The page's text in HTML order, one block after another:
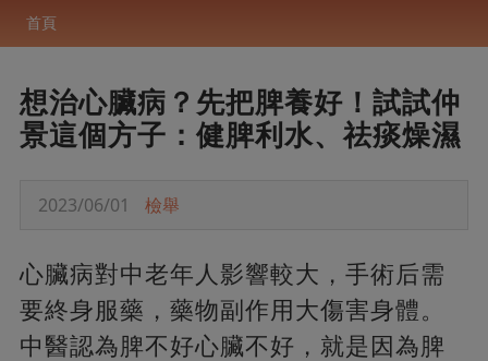
首頁
想治心臟病？先把脾養好！試試仲
景這個方子：健脾利水、祛痰燥濕
2023/06/01 檢舉
心臟病對中老年人影響較大，手術后需
要終身服藥，藥物副作用大傷害身體。
中醫認為脾不好心臟不好，就是因為脾